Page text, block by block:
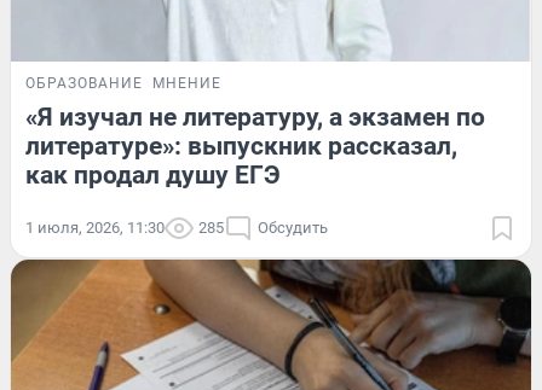
ОБРАЗОВАНИЕ МНЕНИЕ
«Я изучал не литературу, а экзамен по
литературе»: выпускник рассказал,
как продал душу ЕГЭ
1 июля, 2026, 11:30 285 Обсудить